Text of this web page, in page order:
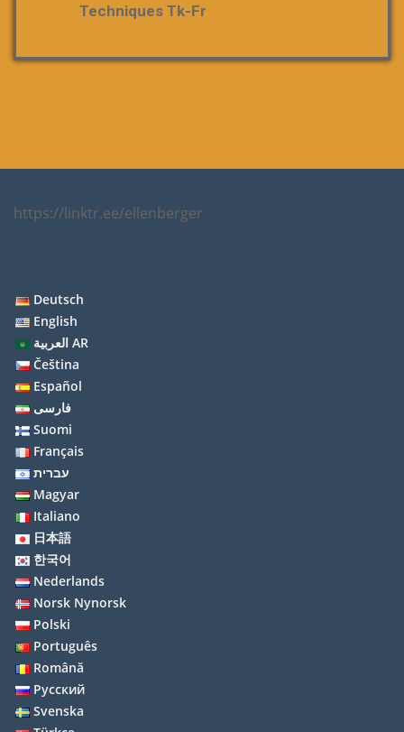
Techniques Tk-Fr
https://linktr.ee/ellenberger
Deutsch
English
العربية AR
Čeština
Español
فارسی
Suomi
Français
עברית
Magyar
Italiano
日本語
한국어
Nederlands
Norsk Nynorsk
Polski
Português
Română
Русский
Svenska